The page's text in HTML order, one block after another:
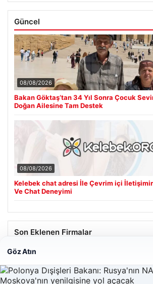
Güncel
08/08/2026
Bakan Göktaş’tan 34 Yıl Sonra Çocuk
Doğan Ailesine Tam Destek
08/08/2026
Kelebek chat adresi İle Çevrim içi
Ve Chat Deneyimi
Son Eklenen Firmalar
Hastaş Beton
26/05/2026
Göz Atın